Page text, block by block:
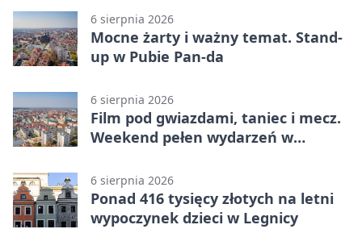
6 sierpnia 2026
Mocne żarty i ważny temat. Stand-
up w Pubie Pan-da
6 sierpnia 2026
Film pod gwiazdami, taniec i mecz.
Weekend pełen wydarzeń w
6 sierpnia 2026
Ponad 416 tysięcy złotych na letni
wypoczynek dzieci w Legnicy